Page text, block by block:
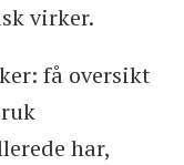
virker.
få oversikt
har,